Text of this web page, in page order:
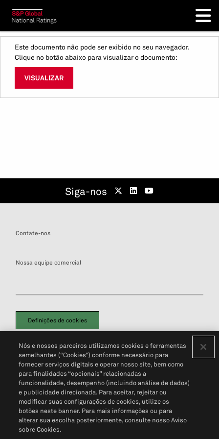
Este documento não pode ser exibido no seu navegador.
Clique no botão abaixo para visualizar o documento:
VISUALIZAR
Siga-nos
Contate-nos
Nossa equipe comercial
Definições de cookies
Política de PrivacidadePortal de privacidade do cliente (em inglês)
Não Venda Minhas Informações Pessoais© 2026 S&P Global
Nós e nossos parceiros utilizamos cookies e ferramentas
semelhantes (“Cookies”) conforme necessário para
fornecer serviços digitais e operar nosso site, bem como
para finalidades “opcionais” relacionadas a
funcionalidade, desempenho (incluindo análise de dados)
e publicidade direcionada. Para aceitar, rejeitar ou
modificar suas configurações de cookies, utilize os
botões neste banner. Para mais informações ou para
alterar sua escolha posteriormente, consulte nosso Aviso
sobre Cookies.